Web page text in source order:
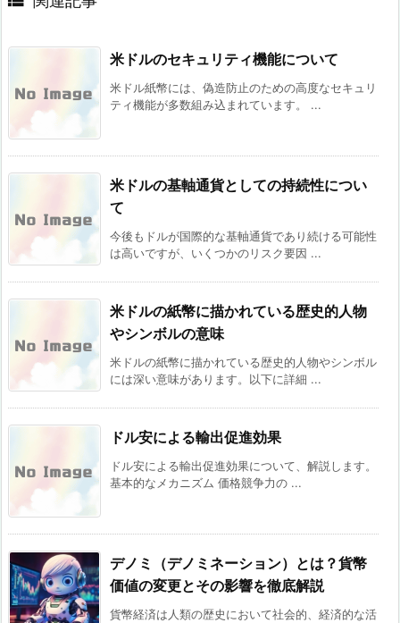
米ドルのセキュリティ機能について
米ドル紙幣には、偽造防止のための高度なセキュリ
ティ機能が多数組み込まれています。 ...
米ドルの基軸通貨としての持続性につい
て
今後もドルが国際的な基軸通貨であり続ける可能性
は高いですが、いくつかのリスク要因 ...
米ドルの紙幣に描かれている歴史的人物
やシンボルの意味
米ドルの紙幣に描かれている歴史的人物やシンボル
には深い意味があります。以下に詳細 ...
ドル安による輸出促進効果
ドル安による輸出促進効果について、解説します。
基本的なメカニズム 価格競争力の ...
デノミ（デノミネーション）とは？貨幣
価値の変更とその影響を徹底解説
貨幣経済は人類の歴史において社会的、経済的な活